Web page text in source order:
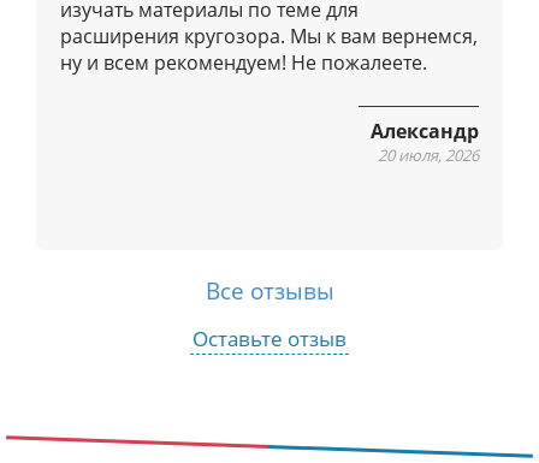
изучать материалы по теме для
расширения кругозора. Мы к вам вернемся,
ну и всем рекомендуем! Не пожалеете.
Александр
20 июля, 2026
Все отзывы
Оставьте отзыв